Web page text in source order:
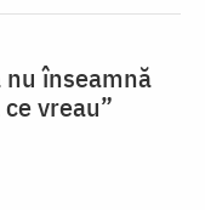
înseamnă
vreau”